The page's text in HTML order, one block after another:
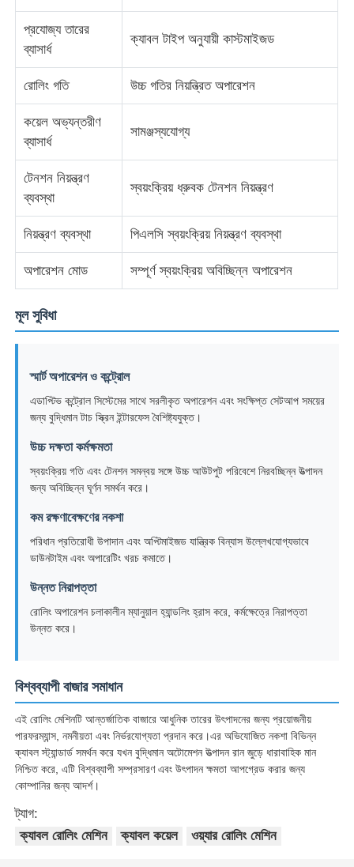
কারখানা ভ্রমণ
আমাদের সাথে যোগাযোগ করুন
খবর
সব ক্ষেত্রেই
ওয়্যার এক্সট্রুশন লাইন
তারের স্ট্র্যান্ডিং মেশিন
ডাবল টুইস্ট স্ট্র্যান্ডিং মেশিন
সাঁজোয়া মেশিন
মোড়ানো মেশিন
তারের মেশিন
পেয়ার টুইস্টিং মেশিন
তারের পাড়া মেশিন
রিওয়াইন্ডিং মেশিন
প্রযোজ্য তারের
ব্যাসার্ধ
ক্যাবল টাইপ অনুযায়ী কাস্টমাইজড
রোলিং গতি উচ্চ গতির নিয়ন্ত্রিত অপারেশন
কয়েল অভ্যন্তরীণ
ব্যাসার্ধ
সামঞ্জস্যযোগ্য
টেনশন নিয়ন্ত্রণ
ব্যবস্থা
স্বয়ংক্রিয় ধ্রুবক টেনশন নিয়ন্ত্রণ
নিয়ন্ত্রণ ব্যবস্থা পিএলসি স্বয়ংক্রিয় নিয়ন্ত্রণ ব্যবস্থা
অপারেশন মোড সম্পূর্ণ স্বয়ংক্রিয় অবিচ্ছিন্ন অপারেশন
মূল সুবিধা
স্মার্ট অপারেশন ও কন্ট্রোল
এডাপ্টিভ কন্ট্রোল সিস্টেমের সাথে সরলীকৃত অপারেশন এবং সংক্ষিপ্ত সেটআপ সময়ের
জন্য বুদ্ধিমান টাচ স্ক্রিন ইন্টারফেস বৈশিষ্ট্যযুক্ত।
উচ্চ দক্ষতা কর্মক্ষমতা
স্বয়ংক্রিয় গতি এবং টেনশন সমন্বয় সঙ্গে উচ্চ আউটপুট পরিবেশে নিরবচ্ছিন্ন উত্পাদন
জন্য অবিচ্ছিন্ন ঘূর্ণন সমর্থন করে।
কম রক্ষণাবেক্ষণের নকশা
পরিধান প্রতিরোধী উপাদান এবং অপ্টিমাইজড যান্ত্রিক বিন্যাস উল্লেখযোগ্যভাবে
ডাউনটাইম এবং অপারেটিং খরচ কমাতে।
উন্নত নিরাপত্তা
রোলিং অপারেশন চলাকালীন ম্যানুয়াল হ্যান্ডলিং হ্রাস করে, কর্মক্ষেত্রে নিরাপত্তা
উন্নত করে।
বিশ্বব্যাপী বাজার সমাধান
এই রোলিং মেশিনটি আন্তর্জাতিক বাজারে আধুনিক তারের উৎপাদনের জন্য প্রয়োজনীয়
পারফরম্যান্স, নমনীয়তা এবং নির্ভরযোগ্যতা প্রদান করে।এর অভিযোজিত নকশা বিভিন্ন
ক্যাবল স্ট্যান্ডার্ড সমর্থন করে যখন বুদ্ধিমান অটোমেশন উত্পাদন রান জুড়ে ধারাবাহিক মান
নিশ্চিত করে, এটি বিশ্বব্যাপী সম্প্রসারণ এবং উৎপাদন ক্ষমতা আপগ্রেড করার জন্য
কোম্পানির জন্য আদর্শ।
ট্যাগ:
ক্যাবল রোলিং মেশিন
ক্যাবল কয়েল ওয়্যার রোলিং মেশিন